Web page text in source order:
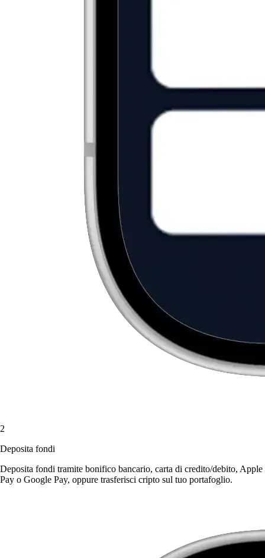
2
Deposita fondi
Deposita fondi tramite bonifico bancario, carta di credito/debito, Apple
Pay o Google Pay, oppure trasferisci cripto sul tuo portafoglio.